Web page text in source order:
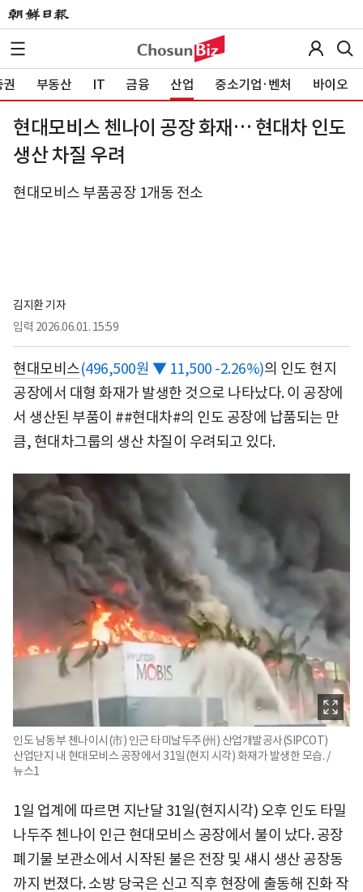
부동산 IT 금융 산업 중소기업·벤처 바이오
현대모비스 첸나이 공장 화재… 현대차 인도
생산 차질 우려
현대모비스 부품공장 1개동 전소
김지환 기자
입력 2026.06.01. 15:59
현대모비스(496,500원 ▼ 11,500 -2.26%)의 인도 현지
공장에서 대형 화재가 발생한 것으로 나타났다. 이 공장에
서 생산된 부품이 ##현대차#의 인도 공장에 납품되는 만
큼, 현대차그룹의 생산 차질이 우려되고 있다.
인도 남동부 첸나이시(市) 인근 타미날두주(州) 산업개발공사(SIPCOT)
산업단지 내 현대모비스 공장에서 31일(현지 시각) 화재가 발생한 모습. /
뉴스1
1일 업계에 따르면 지난달 31일(현지시각) 오후 인도 타밀
나두주 첸나이 인근 현대모비스 공장에서 불이 났다. 공장
폐기물 보관소에서 시작된 불은 전장 및 섀시 생산 공장동
까지 번졌다. 소방 당국은 신고 직후 현장에 출동해 진화 작